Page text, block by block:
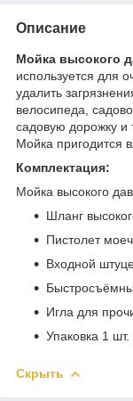
Описание
Мойка высокого
используется для
удалить
велосипеда,
садовую дорожку и
Мойка пригодится
Комплектация:
Мойка высокого
Шланг
Пистолет
Входной
Игла для
Упаковка 1 шт.
Скрыть